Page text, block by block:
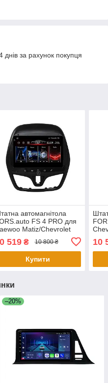
за рахунок покупця
автомагнітола
FS 4 PRO для
Matiz/Chevrolet
2018
519₴ 10 800 ₴
Купити
10
–20%